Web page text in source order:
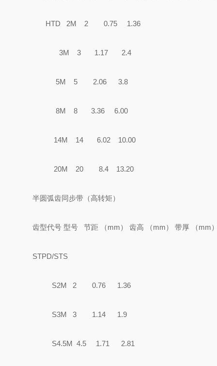
HTD 2M 2 0.75 1.36
3M 3 1.17 2.4
5M 5 2.06 3.8
8M 8 3.36 6.00
14M 14 6.02 10.00
20M 20 8.4 13.20
半圆弧齿同步带（高转矩）
齿型代号 型号 节距 （mm） 齿高 （mm） 带厚 （
STPD/STS
S2M 2 0.76 1.36
S3M 3 1.14 1.9
S4.5M 4.5 1.71 2.81